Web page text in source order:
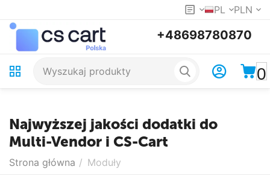
PL PLN
+48698780870
0
Najwyższej jakości dodatki do
Multi-Vendor i CS-Cart
Strona główna / Moduły